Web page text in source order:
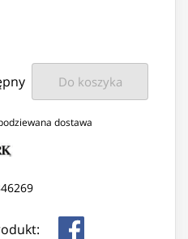
Do koszyka
dostawa